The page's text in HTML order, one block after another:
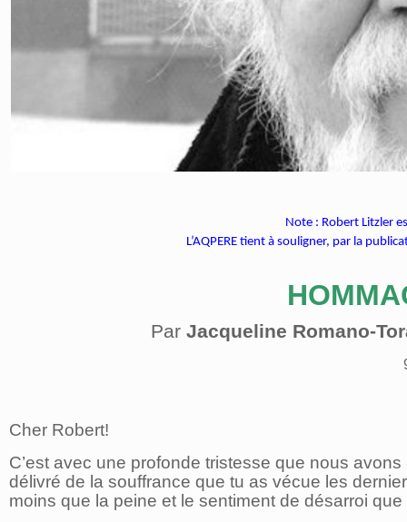
Note : Robert Litzler
L’AQPERE tient à souligner, par la
Par Jacqueline Romano-
Cher Robert!
C’est avec une profonde tristesse que nous
délivré de la souffrance que tu as vécue les
moins que la peine et le sentiment de désarroi